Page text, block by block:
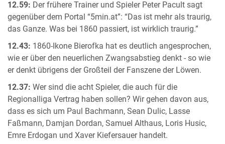
12.59: Der frühere Trainer und Spieler Peter Pacult sagt
gegenüber dem Portal “5min.at”: “Das ist mehr als traurig,
das Ganze. Was bei 1860 passiert, ist wirklich traurig.”
12.43: 1860-Ikone Bierofka hat es deutlich angesprochen,
wie er über den neuerlichen Zwangsabstieg denkt - so wie
er denkt übrigens der Großteil der Fanszene der Löwen.
12.37: Wer sind die acht Spieler, die auch für die
Regionalliga Vertrag haben sollen? Wir gehen davon aus,
dass es sich um Paul Bachmann, Sean Dulic, Lasse
Faßmann, Damjan Dordan, Samuel Althaus, Loris Husic,
Emre Erdogan und Xaver Kiefersauer handelt.